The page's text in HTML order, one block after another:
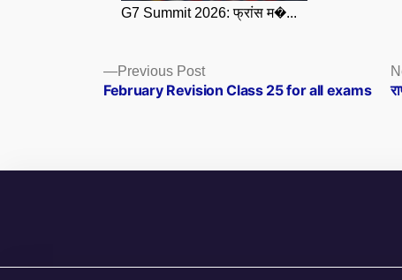
G7 Summit 2026: फ्रांस म�...
Posts
navigation
Previous PostPrevious
post:
February Revision Class 25 for all exams